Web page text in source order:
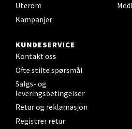
Uterom
Kampanjer
KUNDESERVICE
Kontakt oss
Ofte stilte spørsmål
Salgs- og
leveringsbetingelser
Retur og reklamasjon
Registrer retur
Åpent i dag 10-20
Narvik - Thon Senter
Malmporten